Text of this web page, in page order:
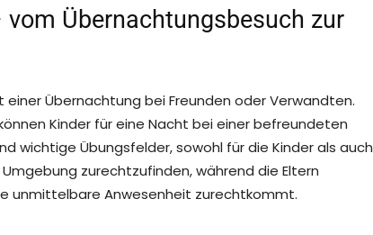
Übernachtungsbesuch zur
Übernachtung bei Freunden oder Verwandten.
Kinder für eine Nacht bei einer befreundeten
wichtige Übungsfelder, sowohl für die Kinder als auch
zurechtzufinden, während die Eltern
unmittelbare Anwesenheit zurechtkommt.